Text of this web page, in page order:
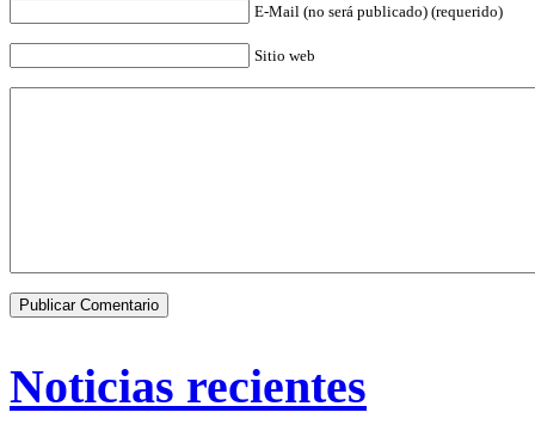
E-Mail (no será publicado) (requerido)
Sitio web
Noticias recientes